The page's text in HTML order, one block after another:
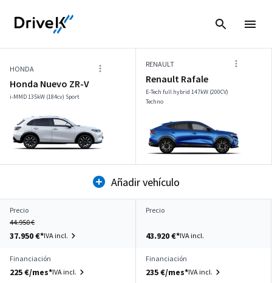
HONDA
Honda Nuevo ZR-V
i-MMD 135kW (184cv) Sport
RENAULT
Renault Rafale
E-Tech full hybrid 147kW (200CV)
Techno
Añadir vehículo
Precio
44.950 €
37.950 €*IVA incl.
Precio
43.920 €*IVA incl.
Financiación
225 €/mes*IVA incl.
Financiación
235 €/mes*IVA incl.